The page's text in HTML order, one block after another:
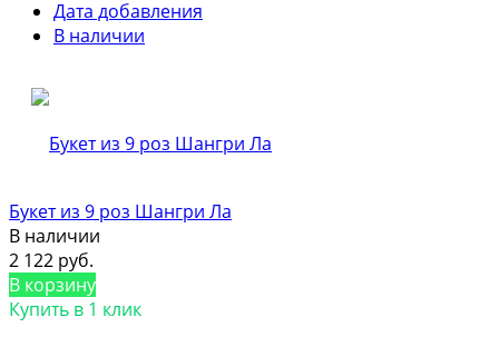
Дата добавления
В наличии
Букет из 9 роз Шангри Ла
В наличии
2 122 руб.
В корзину
Купить в 1 клик